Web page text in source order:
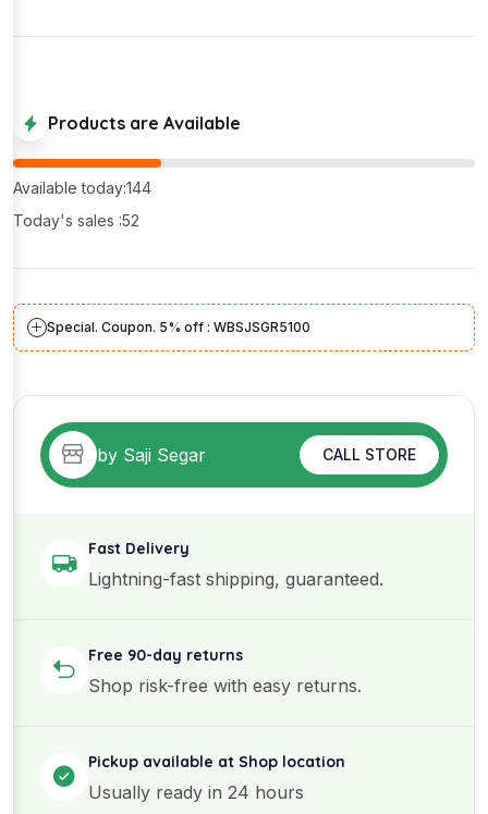
Products are Available
Available today:144
Today's sales :52
Special. Coupon. 5% off : WBSJSGR5100
by Saji Segar CALL STORE
Fast Delivery
Lightning-fast shipping, guaranteed.
Free 90-day returns
Shop risk-free with easy returns.
Pickup available at Shop location
Usually ready in 24 hours